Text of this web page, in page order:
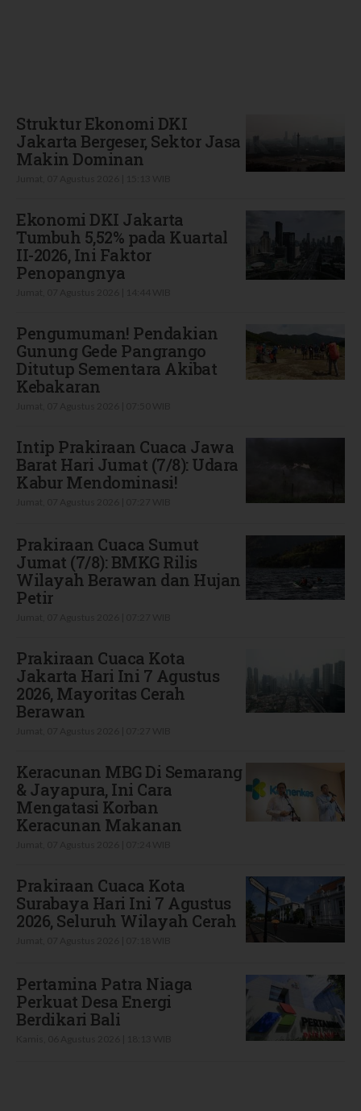
Struktur Ekonomi DKI
Jakarta Bergeser, Sektor Jasa
Makin Dominan
Ekonomi DKI Jakarta
Tumbuh 5,52% pada Kuartal
II-2026, Ini Faktor
Penopangnya
Pengumuman! Pendakian
Gunung Gede Pangrango
Ditutup Sementara Akibat
Kebakaran
Intip Prakiraan Cuaca Jawa
Barat Hari Jumat (7/8): Udara
Kabur Mendominasi!
Prakiraan Cuaca Sumut
Jumat (7/8): BMKG Rilis
Wilayah Berawan dan Hujan
Petir
Prakiraan Cuaca Kota
Jakarta Hari Ini 7 Agustus
2026, Mayoritas Cerah
Berawan
Keracunan MBG Di Semarang
& Jayapura, Ini Cara
Mengatasi Korban
Keracunan Makanan
Prakiraan Cuaca Kota
Surabaya Hari Ini 7 Agustus
2026, Seluruh Wilayah Cerah
Pertamina Patra Niaga
Perkuat Desa Energi
Berdikari Bali